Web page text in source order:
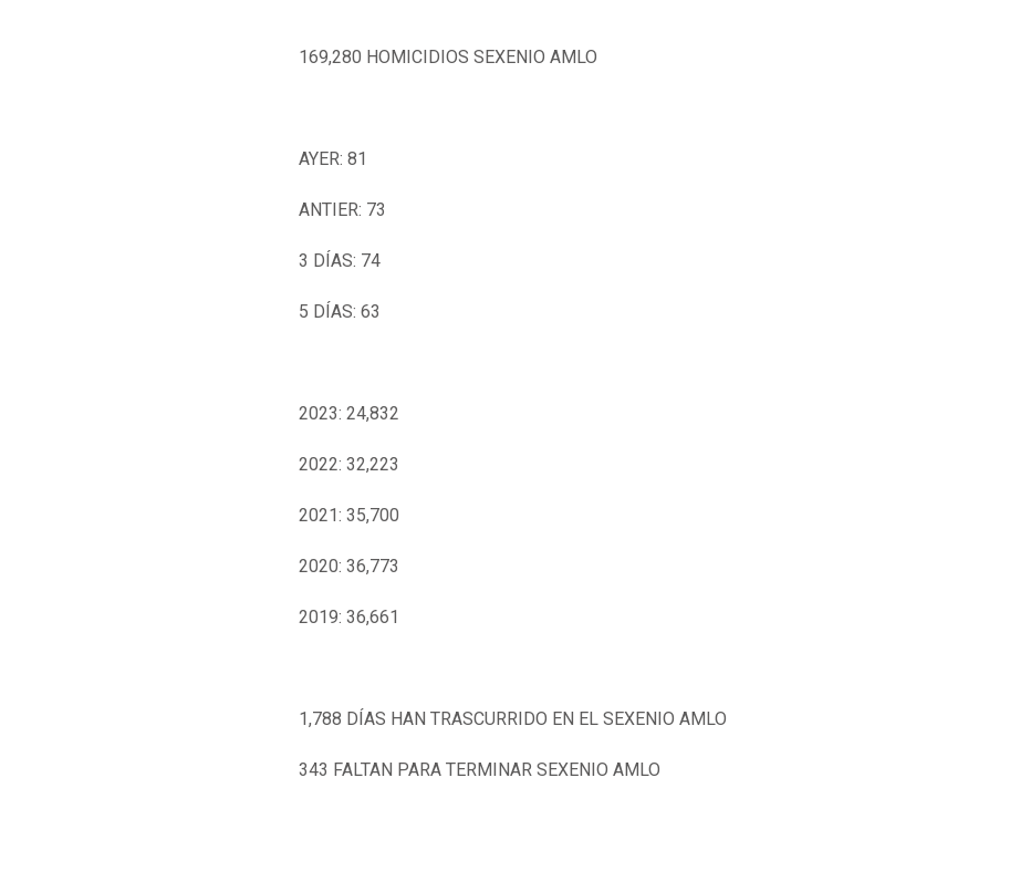
169,280 HOMICIDIOS SEXENIO AMLO
AYER: 81
ANTIER: 73
3 DÍAS: 74
5 DÍAS: 63
2023: 24,832
2022: 32,223
2021: 35,700
2020: 36,773
2019: 36,661
1,788 DÍAS HAN TRASCURRIDO EN EL SEXENIO AMLO
343 FALTAN PARA TERMINAR SEXENIO AMLO